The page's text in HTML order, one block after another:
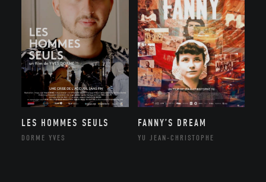
LES HOMMES SEULS
DORME YVES
FANNY’S DREAM
YU JEAN-CHRISTOPHE